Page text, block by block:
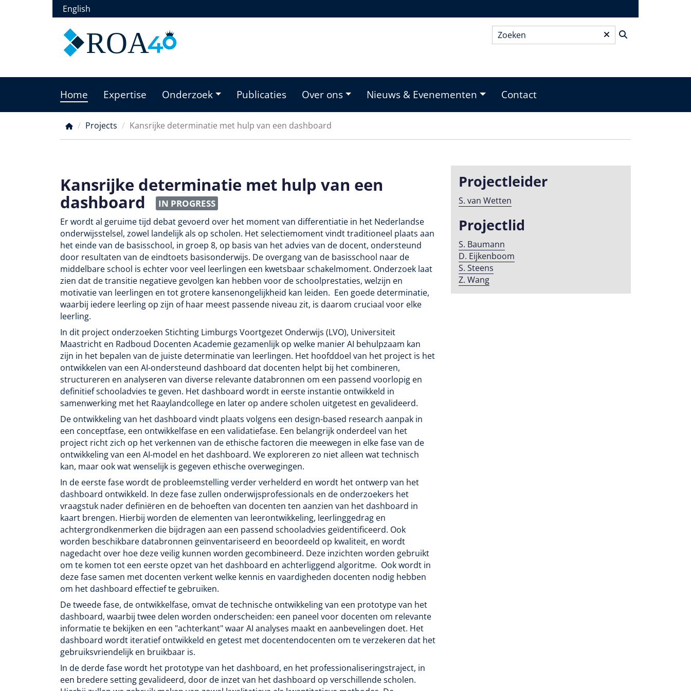
English
ROA Zoeken*
Main
menu
Home Expertise Onderzoek Publicaties Over ons Nieuws & Evenementen Contact
Kruimelpad
Projects Kansrijke determinatie met hulp van een dashboard
Kansrijke determinatie met hulp van een
dashboard IN PROGRESS
Er wordt al geruime tijd debat gevoerd over het moment van differentiatie in het Nederlandse
onderwijsstelsel, zowel landelijk als op scholen. Het selectiemoment vindt traditioneel plaats aan
het einde van de basisschool, in groep 8, op basis van het advies van de docent, ondersteund
door resultaten van de eindtoets basisonderwijs. De overgang van de basisschool naar de
middelbare school is echter voor veel leerlingen een kwetsbaar schakelmoment. Onderzoek laat
zien dat de transitie negatieve gevolgen kan hebben voor de schoolprestaties, welzijn en
motivatie van leerlingen en tot grotere kansenongelijkheid kan leiden. Een goede determinatie,
waarbij iedere leerling op zijn of haar meest passende niveau zit, is daarom cruciaal voor elke
leerling.
In dit project onderzoeken Stichting Limburgs Voortgezet Onderwijs (LVO), Universiteit
Maastricht en Radboud Docenten Academie gezamenlijk op welke manier AI behulpzaam kan
zijn in het bepalen van de juiste determinatie van leerlingen. Het hoofddoel van het project is het
ontwikkelen van een AI-ondersteund dashboard dat docenten helpt bij het combineren,
structureren en analyseren van diverse relevante databronnen om een passend voorlopig en
definitief schooladvies te geven. Het dashboard wordt in eerste instantie ontwikkeld in
samenwerking met het Raaylandcollege en later op andere scholen uitgetest en gevalideerd.
De ontwikkeling van het dashboard vindt plaats volgens een design-based research aanpak in
een conceptfase, een ontwikkelfase en een validatiefase. Een belangrijk onderdeel van het
project richt zich op het verkennen van de ethische factoren die meewegen in elke fase van de
ontwikkeling van een AI-model en het dashboard. We exploreren zo niet alleen wat technisch
kan, maar ook wat wenselijk is gegeven ethische overwegingen.
In de eerste fase wordt de probleemstelling verder verhelderd en wordt het ontwerp van het
dashboard ontwikkeld. In deze fase zullen onderwijsprofessionals en de onderzoekers het
vraagstuk nader definiëren en de behoeften van docenten ten aanzien van het dashboard in
kaart brengen. Hierbij worden de elementen van leerontwikkeling, leerlinggedrag en
achtergrondkenmerken die bijdragen aan een passend schooladvies geïdentificeerd. Ook
worden beschikbare databronnen geïnventariseerd en beoordeeld op kwaliteit, en wordt
nagedacht over hoe deze veilig kunnen worden gecombineerd. Deze inzichten worden gebruikt
om te komen tot een eerste opzet van het dashboard en achterliggend algoritme. Ook wordt in
deze fase samen met docenten verkent welke kennis en vaardigheden docenten nodig hebben
om het dashboard effectief te gebruiken.
De tweede fase, de ontwikkelfase, omvat de technische ontwikkeling van een prototype van het
dashboard, waarbij twee delen worden onderscheiden: een paneel voor docenten om relevante
informatie te bekijken en een "achterkant" waar AI analyses maakt en aanbevelingen doet. Het
dashboard wordt iteratief ontwikkeld en getest met docentendocenten om te verzekeren dat het
gebruiksvriendelijk en bruikbaar is.
In de derde fase wordt het prototype van het dashboard, en het professionaliseringstraject, in
een bredere setting gevalideerd, door de inzet van het dashboard op verschillende scholen.
Projectleider
S. van Wetten
Projectlid
S. Baumann
D. Eijkenboom
S. Steens
Z. Wang